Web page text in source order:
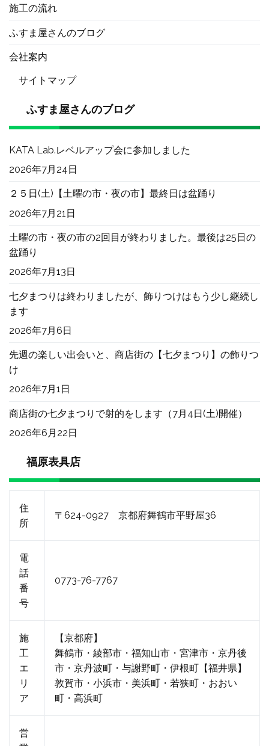
施工の流れ
ふすま屋さんのブログ
会社案内
サイトマップ
ふすま屋さんのブログ
KATA Lab.レベルアップ会に参加しました
2026年7月24日
２５日(土)【土曜の市・夜の市】最終日は盆踊り
2026年7月21日
土曜の市・夜の市の2回目が終わりました。最後は25日の
盆踊り
2026年7月13日
七夕まつりは終わりましたが、飾りつけはもう少し継続し
ます
2026年7月6日
先週の楽しい出会いと、商店街の【七夕まつり】の飾りつ
け
2026年7月1日
商店街の七夕まつりで射的をします（7月4日(土)開催）
2026年6月22日
福原表具店
住
所
〒624-0927 京都府舞鶴市平野屋36
電
話
番
号
0773-76-7767
施
工
エ
リ
ア
【京都府】
舞鶴市・綾部市・福知山市・宮津市・京丹後
市・京丹波町・与謝野町・伊根町【福井県】
敦賀市・小浜市・美浜町・若狭町・おおい
町・高浜町
営